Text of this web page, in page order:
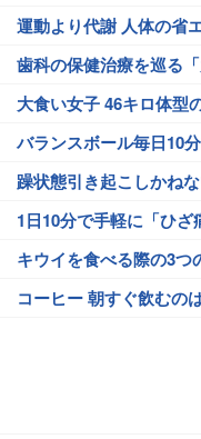
運動より代謝 人体の省
歯科の保健治療を巡る「
大食い女子 46キロ体型
バランスボール毎日10
躁状態引き起こしかね
1日10分で手軽に「ひざ
キウイを食べる際の3つ
コーヒー 朝すぐ飲むの